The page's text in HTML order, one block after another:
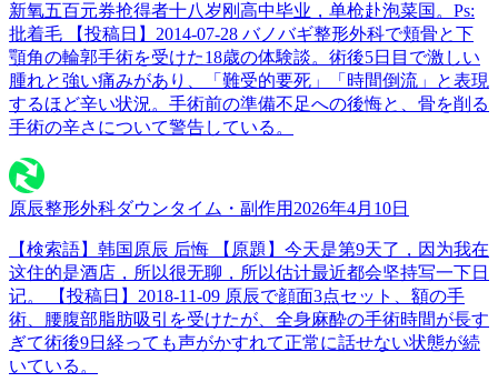
新氧五百元券抢得者十八岁刚高中毕业，单枪赴泡菜国。Ps:
批着毛 【投稿日】2014-07-28 バノバギ整形外科で頬骨と下
顎角の輪郭手術を受けた18歳の体験談。術後5日目で激しい
腫れと強い痛みがあり、「難受的要死」「時間倒流」と表現
するほど辛い状況。手術前の準備不足への後悔と、骨を削る
手術の辛さについて警告している。
原辰整形外科ダウンタイム・副作用2026年4月10日
【検索語】韩国原辰 后悔 【原題】今天是第9天了，因为我在
这住的是酒店，所以很无聊，所以估计最近都会坚持写一下日
记。 【投稿日】2018-11-09 原辰で顔面3点セット、額の手
術、腰腹部脂肪吸引を受けたが、全身麻酔の手術時間が長す
ぎて術後9日経っても声がかすれて正常に話せない状態が続
いている。